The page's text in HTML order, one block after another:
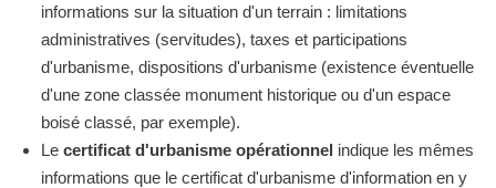
informations sur la situation d'un terrain : limitations
administratives (servitudes), taxes et participations
d'urbanisme, dispositions d'urbanisme (existence éventuelle
d'une zone classée monument historique ou d'un espace
boisé classé, par exemple).
Le certificat d'urbanisme opérationnel indique les mêmes
informations que le certificat d'urbanisme d'information en y